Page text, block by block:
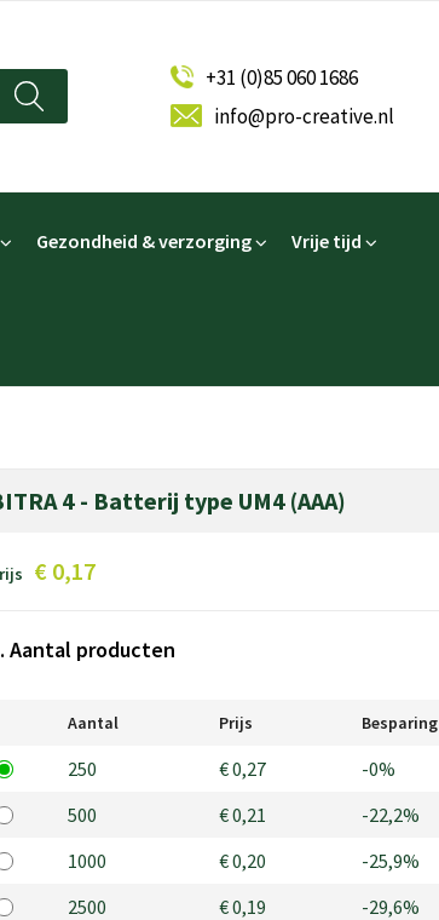
+31 (0)85 060 1686
info@pro-creative.nl
Gezondheid & verzorging Vrije tijd
4 - Batterij type UM4 (AAA)
€ 0,17
Aantal producten
Aantal Prijs Besparing
250 € 0,27
-0%
500
€ 0,21
-22,2%
1000
€ 0,20
-25,9%
2500
€ 0,19
-29,6%